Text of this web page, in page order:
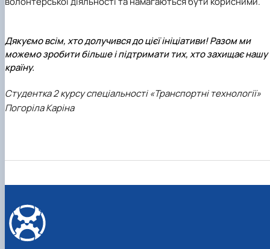
Дякуємо всім, хто долучився до цієї ініціативи! Разом ми
можемо зробити більше і підтримати тих, хто захищає нашу
країну.
Студентка 2 курсу спеціальності «Транспортні технології»
Погоріла Каріна